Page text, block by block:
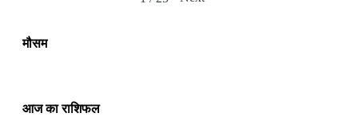
मौसम
आज का राशिफल